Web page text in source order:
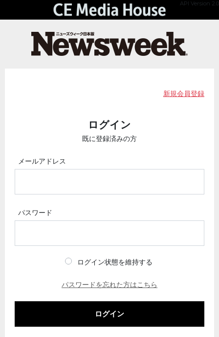
API Version 2.0
新規会員登録
ログイン
既に登録済みの方
メールアドレス
パスワード
ログイン状態を維持する
パスワードを忘れた方はこちら
ログイン